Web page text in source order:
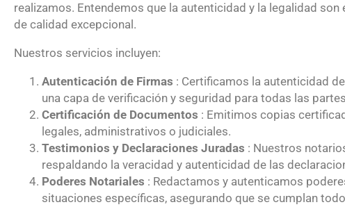
realizamos. Entendemos que la autenticidad y la legalidad
de calidad excepcional.
Nuestros servicios incluyen:
Autenticación de Firmas : Certificamos la autenticidad
una capa de verificación y seguridad para todas las
Certificación de Documentos : Emitimos copias
legales, administrativos o judiciales.
Testimonios y Declaraciones Juradas : Nuestros
respaldando la veracidad y autenticidad de las
Poderes Notariales : Redactamos y autenticamos
situaciones específicas, asegurando que se cumplan